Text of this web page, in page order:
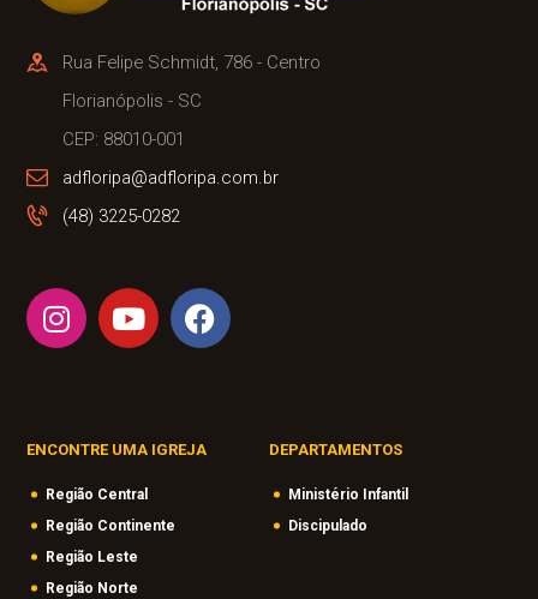
Rua Felipe Schmidt, 786 - Centro
Florianópolis - SC
CEP: 88010-001
adfloripa@adfloripa.com.br
(48) 3225-0282
ENCONTRE UMA IGREJA
Região Central
Região Continente
Região Leste
Região Norte
DEPARTAMENTOS
Ministério Infantil
Discipulado